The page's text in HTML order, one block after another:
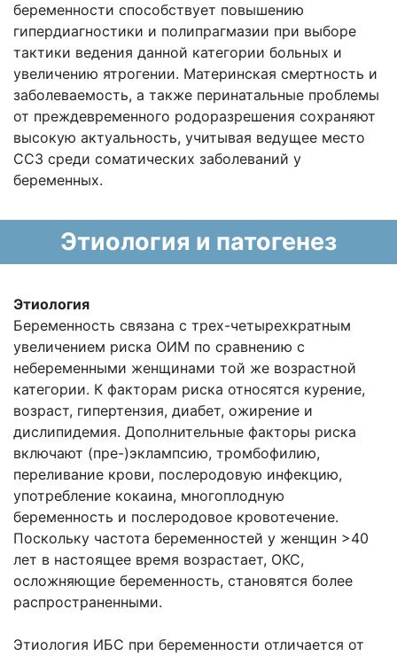
беременности способствует повышению
гипердиагностики и полипрагмазии при выборе
тактики ведения данной категории больных и
увеличению ятрогении. Материнская смертность и
заболеваемость, а также перинатальные проблемы
от преждевременного родоразрешения сохраняют
высокую актуальность, учитывая ведущее место
ССЗ среди соматических заболеваний у
беременных.
Этиология и патогенез
Этиология
Беременность связана с трех-четырехкратным
увеличением риска ОИМ по сравнению с
небеременными женщинами той же возрастной
категории. К факторам риска относятся курение,
возраст, гипертензия, диабет, ожирение и
дислипидемия. Дополнительные факторы риска
включают (пре-)эклампсию, тромбофилию,
переливание крови, послеродовую инфекцию,
употребление кокаина, многоплодную
беременность и послеродовое кровотечение.
Поскольку частота беременностей у женщин >40
лет в настоящее время возрастает, ОКС,
осложняющие беременность, становятся более
распространенными.
Этиология ИБС при беременности отличается от